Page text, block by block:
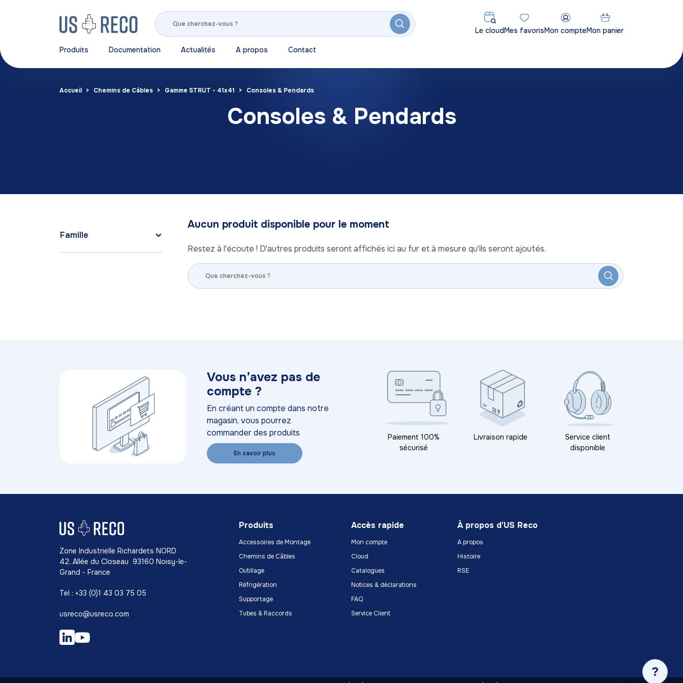
Le cloudMes favorisMon compteMon panier
Produits Documentation Actualités A propos Contact
Accueil Chemins de Câbles Gamme STRUT - 41x41 Consoles & Pendards
Consoles & Pendards
Famille
Aucun produit disponible pour le moment
Restez à l'écoute ! D'autres produits seront affichés ici au fur et à mesure qu'ils seront ajoutés.
Vous n’avez pas de
compte ?
En créant un compte dans notre
magasin, vous pourrez
commander des produits
En savoir plus
Paiement 100%
sécurisé
Livraison rapide
Service client
disponible
Zone Industrielle Richardets NORD
42, Allée du Closeau 93160 Noisy-le-
Grand - France
Tel : +33 (0)1 43 03 75 05
usreco@usreco.com
Produits
Accessoires de Montage
Chemins de Câbles
Outillage
Réfrigération
Supportage
Tubes & Raccords
Accès rapide
Mon compte
Cloud
Catalogues
Notices & déclarations
FAQ
Service Client
À propos d’US Reco
A propos
Histoire
RSE
?